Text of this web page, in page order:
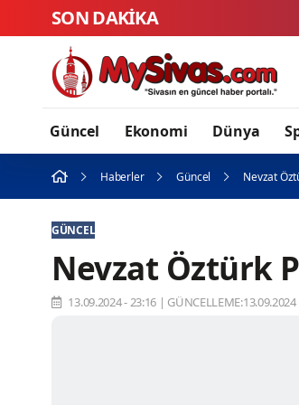
SON DAKİKA
Güncel Ekonomi Dünya
Haberler Güncel Nevzat
GÜNCEL
Nevzat Öztürk
13.09.2024 - 23:16 | GÜNCELLEME:13.09.2024